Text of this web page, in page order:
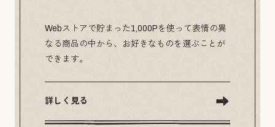
Webストアで貯まった1,000Pを使って表情の異
なる商品の中から、お好きなものを選ぶことが
できます。
詳しく見る